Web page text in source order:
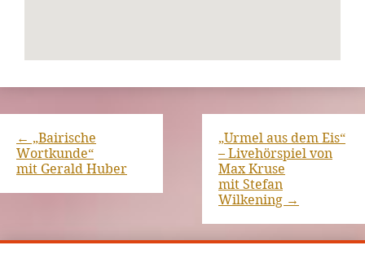
← „Bairische
Wortkunde“
mit Gerald Huber
„Urmel aus dem Eis“
– Livehörspiel von
Max Kruse
mit Stefan
Wilkening →